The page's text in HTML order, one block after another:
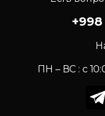
ПН – ВС : c